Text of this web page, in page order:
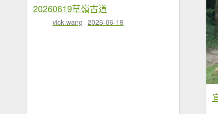
20260619草嶺古道
vick wang 2026-06-19